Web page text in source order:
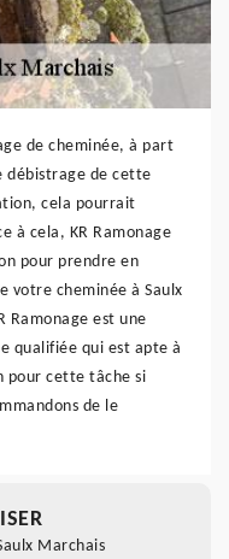
de cheminée, à part
débistrage de cette
cela pourrait
à cela, KR Ramonage
pour prendre en
votre cheminée à Saulx
Ramonage est une
qualifiée qui est apte à
pour cette tâche si
de le
Marchais